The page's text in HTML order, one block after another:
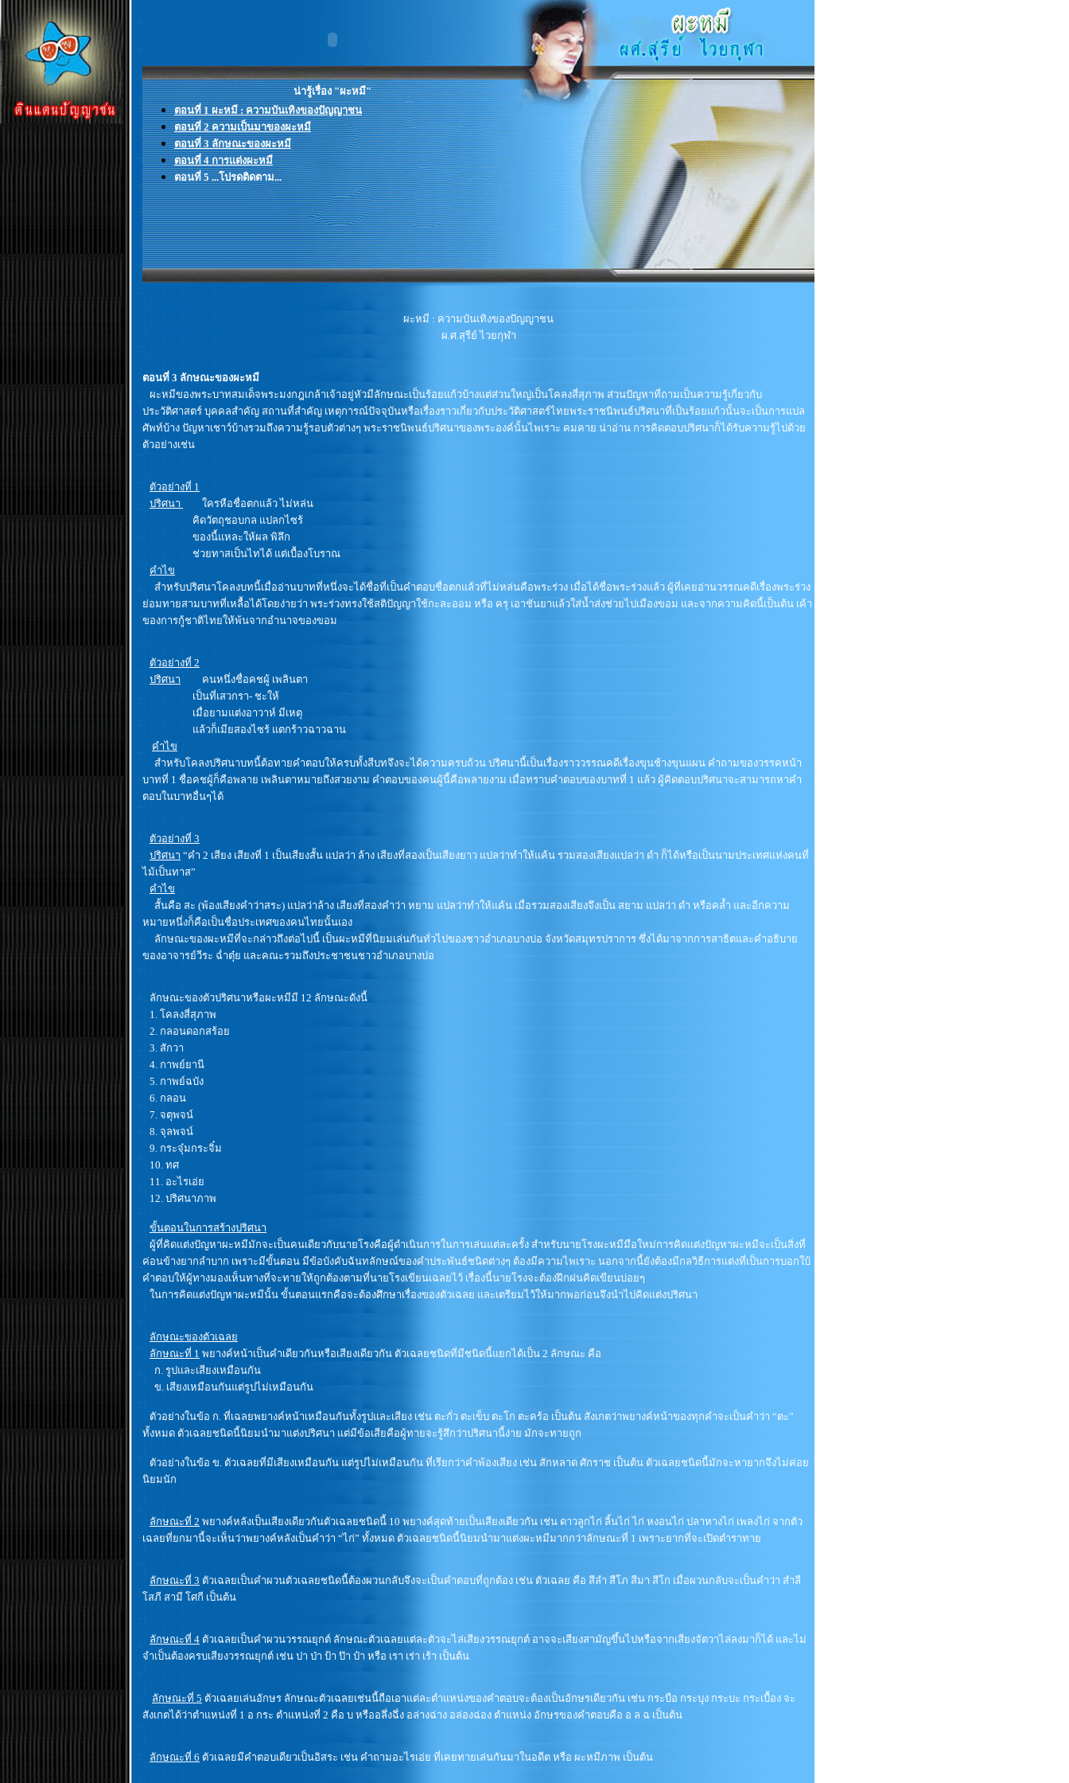
น่ารู้เรื่อง "ผะหมี"
ตอนที่ 1 ผะหมี : ความบันเทิงของปัญญาชน
ตอนที่ 2ความเป็นมาของผะหมี
ตอนที่ 3 ลักษณะของผะหมี
ตอนที่ 4 การแต่งผะหมี
ตอนที่ 5 ...โปรดติดตาม...
ผะหมี : ความบันเทิงของปัญญาชน
ผ.ศ.สุรีย์ ไวยกุฬา
ตอนที่ 3 ลักษณะของผะหมี
ผะหมีของพระบาทสมเด็จพระมงกฎเกล้าเจ้าอยู่หัวมีลักษณะเป็นร้อยแก้วบ้างแต่ส่วนใหญ่เป็นโคลงสี่สุภาพ ส่วนปัญหาที่ถามเป็นความรู้เกี่ยวกับ
ประวัติศาสตร์ บุคคลสำคัญ สถานที่สำคัญ เหตุการณ์ปัจจุบันหรือเรื่องราวเกี่ยวกับประวัติศาสตร์ไทยพระราชนิพนธ์ปริศนาที่เป็นร้อยแก้วนั้นจะเป็นการแปล
ศัพท์บ้าง ปัญหาเชาว์บ้างรวมถึงความรู้รอบตัวต่างๆ พระราชนิพนธ์ปริศนาของพระองค์นั้นไพเราะ คมคาย น่าอ่าน การคิดตอบปริศนาก็ได้รับความรู้ไปด้วย
ตัวอย่างเช่น
ตัวอย่างที่ 1
ปริศนา
ใครหือชื่อตกแล้ว ไม่หล่น
คิดวัตถุชอบกล แปลกไซร้
ของนี้แหละให้ผล พิลึก
ช่วยทาสเป็นไทได้ แต่เบื้องโบราณ
คำไข
สำหรับปริศนาโคลงบทนี้เมื่ออ่านบาทที่หนึ่งจะได้ชื่อที่เป็นคำตอบชื่อตกแล้วที่ไม่หล่นคือพระร่วง เมื่อได้ชื่อพระร่วงแล้ว ผู้ที่เคยอ่านวรรณคดีเรื่องพระร่วง
ย่อมทายสามบาทที่เหลื้อได้โดยง่ายว่า พระร่วงทรงใช้สติปัญญาใช้กะละออม หรือ ครุ เอาชันยาแล้วใส่น้ำส่งช่วยไปเมืองขอม และจากความคิดนี้เป็นต้น เค้า
ของการกู้ชาติไทยให้พ้นจากอำนาจของขอม
ตัวอย่างที่ 2
ปริศนา คนหนึ่งชื่อคชผู้ เพลินตา
เป็นที่เสวกรา- ชะให้
เมื่อยามแต่งอาวาห์ มีเหตุ
แล้วก็เมียสองไซร้ แตกร้าวฉาวฉาน
คำไข
สำหรับโคลงปริศนาบทนี้ต้อทายคำตอบให้ครบทั้งสีบทจึงจะได้ความครบถ้วน ปริศนานี้เป็นเรื่องราววรรณคดีเรื่องขุนช้างขุนแผน คำถามของวรรคหน้า
บาทที่ 1 ชื่อคชผู้ก็คือพลาย เพลินตาหมายถึงสวยงาม คำตอบของคนผู้นี้คือพลายงาม เมื่อทราบคำตอบของบาทที่ 1 แล้ว ผู้คิดตอบปริศนาจะสามารถหาคำ
ตอบในบาทอื่นๆได้
ตัวอย่างที่ 3
ปริศนา “คำ 2 เสียง เสียงที่ 1 เป็นเสียงสั้น แปลว่า ล้าง เสียงที่สองเป็นเสียงยาว แปลว่าทำให้แค้น รวมสองเสียงแปลว่า ดำ ก็ได้หรือเป็นนามประเทศแห่งคนที่
ไม้เป็นทาส”
คำไข
สั้นคือ สะ (พ้องเสียงคำว่าสระ) แปลว่าล้าง เสียงที่สองคำว่า หยาม แปลว่าทำให้แค้น เมื่อรวมสองเสียงจึงเป็น สยาม แปลว่า ดำ หรือคล้ำ และอีกความ
หมายหนึ่งก็คือเป็นชื่อประเทศของคนไทยนั้นเอง
ลักษณะของผะหมีที่จะกล่าวถึงต่อไปนี้ เป็นผะหมีที่นิยมเล่นกันทั่วไปของชาวอำเภอบางบ่อ จังหวัดสมุทรปราการ ซึ่งได้มาจากการสาธิตและคำอธิบาย
ของอาจารย์วีระ ฉ่ำตุ๋ย และคณะรวมถึงประชาชนชาวอำเภอบางบ่อ
ลักษณะของตัวปริศนาหรือผะหมีมี 12 ลักษณะดังนี้
1. โคลงสี่สุภาพ
2. กลอนดอกสร้อย
3. สักวา
4. กาพย์ยานี
5. กาพย์ฉบัง
6. กลอน
7. จตุพจน์
8. จุลพจน์
9. กระจุ๋มกระจิ๋ม
10. ทศ
11. อะไรเอ่ย
12. ปริศนาภาพ
ขั้นตอนในการสร้างปริศนา
ผู้ที่คิดแต่งปัญหาผะหมีมักจะเป็นคนเดียวกับนายโรงคือผู้ดำเนินการในการเล่นแต่ละครั้ง สำหรับนายโรงผะหมีมือใหม่การคิดแต่งปัญหาผะหมีจะเป็นสิ่งที่
ค่อนข้างยากลำบาก เพราะมีขั้นตอน มีข้อบังคับฉันทลักษณ์ของคำประพันธ์ชนิดต่างๆ ต้องมีความไพเราะ นอกจากนี้ยังต้องมีกลวิธีการแต่งที่เป็นการบอกใบ้
คำตอบให้ผู้ทางมองเห็นทางที่จะทายให้ถูกต้องตามที่นายโรงเขียนเฉลยไว้ เรื่องนี้นายโรงจะต้องฝึกฝนคิดเขียนบ่อยๆ
ในการคิดแต่งปัญหาผะหมีนั้น ขั้นตอนแรกคือจะต้องศึกษาเรื่องของตัวเฉลย และเตรียมไว้ให้มากพอก่อนจึงนำไปคิดแต่งปริศนา
ลักษณะของตัวเฉลย
ลักษณะที่ 1 พยางค์หน้าเป็นคำเดียวกันหรือเสียงเดียวกัน ตัวเฉลยชนิดที่มีชนิดนี้แยกได้เป็น 2 ลักษณะ คือ
ก. รูปและเสียงเหมือนกัน
ข. เสียงเหมือนกันแต่รูปไม่เหมือนกัน
ตัวอย่างในข้อ ก. ที่เฉลยพยางค์หน้าเหมือนกันทั้งรูปและเสียง เช่น ตะกั่ว ตะเข็บ ตะโก ตะคร้อ เป็นต้น สังเกตว่าพยางค์หน้าของทุกคำจะเป็นคำว่า “ตะ”
ทั้งหมด ตัวเฉลยชนิดนี้นิยมนำมาแต่งปริศนา แต่มีข้อเสียคือผู้ทายจะรู้สึกว่าปริศนานี้ง่าย มักจะทายถูก
ตัวอย่างในข้อ ข. ตัวเฉลยที่มีเสียงเหมือนกัน แต่รูปไม่เหมือนกัน ที่เรียกว่าคำพ้องเสียง เช่น สักหลาด ศักราช เป็นต้น ตัวเฉลยชนิดนี้มักจะหายากจึงไม่ค่อย
นิยมนัก
ลักษณะที่ 2 พยางค์หลังเป็นเสียงเดียวกันตัวเฉลยชนิดนี้ 10 พยางค์สุดท้ายเป็นเสียงเดียวกัน เช่น ดาวลูกไก่ ลิ้นไก่ ไก่ หงอนไก่ ปลาหางไก่ เพลงไก่ จากตัว
เฉลยที่ยกมานี้จะเห็นว่าพยางค์หลังเป็นคำว่า “ไก่” ทั้งหมด ตัวเฉลยชนิดนี้นิยมนำมาแต่งผะหมีมากกว่าลักษณะที่ 1 เพราะยากที่จะเปิดตำราทาย
ลักษณะที่ 3 ตัวเฉลยเป็นคำผวนตัวเฉลยชนิดนี้ต้องผวนกลับจึงจะเป็นคำตอบที่ถูกต้อง เช่น ตัวเฉลย คือ สีลำ สีโภ สีมา สีโก เมื่อผวนกลับจะเป็นคำว่า สำลี
โสภี สามี โศกี เป็นต้น
ลักษณะที่ 4 ตัวเฉลยเป็นคำผวนวรรณยุกต์ ลักษณะตัวเฉลยแต่ละตัวจะไล่เสียงวรรณยุกต์ อาจจะเสียงสามัญขึ้นไปหรือจากเสียงจัตวาไล่ลงมาก็ได้ และไม่
จำเป็นต้องครบเสียงวรรณยุกต์ เช่น ปา ป่า ป้า ป๊า ป๋า หรือ เรา เร่า เร้า เป็นต้น
ลักษณะที่ 5 ตัวเฉลยเล่นอักษร ลักษณะตัวเฉลยเช่นนี้ถือเอาแต่ละตำแหน่งของคำตอบจะต้องเป็นอักษรเดียวกัน เช่น กระบือ กระบุง กระบะ กระเบื้อง จะ
สังเกตได้ว่าตำแหน่งที่ 1 อ กระ ตำแหน่งที่ 2 คือ บ หรืออลึ่งฉึ่ง อล่างฉ่าง อล่องฉ่อง ตำแหน่ง อักษรของคำตอบคือ อ ล ฉ เป็นต้น
ลักษณะที่ 6 ตัวเฉลยมีคำตอบเดียวเป็นอิสระ เช่น คำถามอะไรเอ่ย ที่เคยทายเล่นกันมาในอดีต หรือ ผะหมีภาพ เป็นต้น